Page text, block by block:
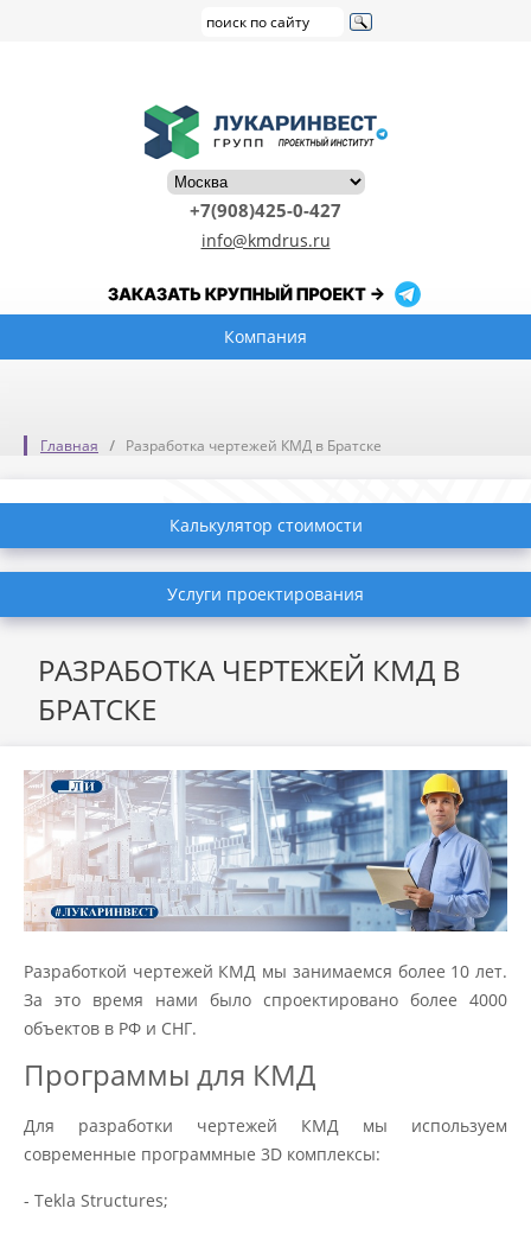
+7(908)425-0-427
info@kmdrus.ru
Компания
Главная Разработка чертежей КМД в Братске
Калькулятор стоимости
Услуги проектирования
РАЗРАБОТКА ЧЕРТЕЖЕЙ КМД В
БРАТСКЕ
Разработкой чертежей КМД мы занимаемся более 10 лет.
За это время нами было спроектировано более 4000
объектов в РФ и СНГ.
Программы для КМД
Для разработки чертежей КМД мы используем
современные программные 3D комплексы:
- Tekla Structures;